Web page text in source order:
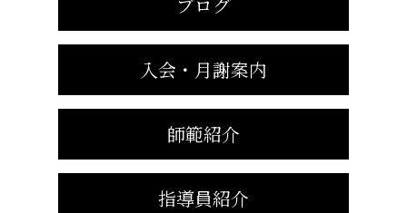
入会・月謝案内
師範紹介
指導員紹介